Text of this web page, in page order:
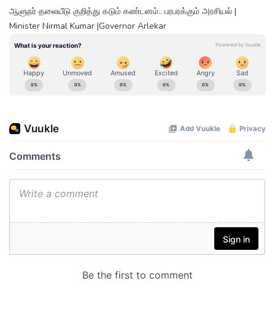
ஆளுநர் தலையீடு குறித்து கடும் கண்டனம்.. பரபரக்கும் அரசியல் |
Minister Nirmal Kumar |Governor Arlekar